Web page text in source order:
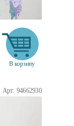
В корзину
Арт: 94662930